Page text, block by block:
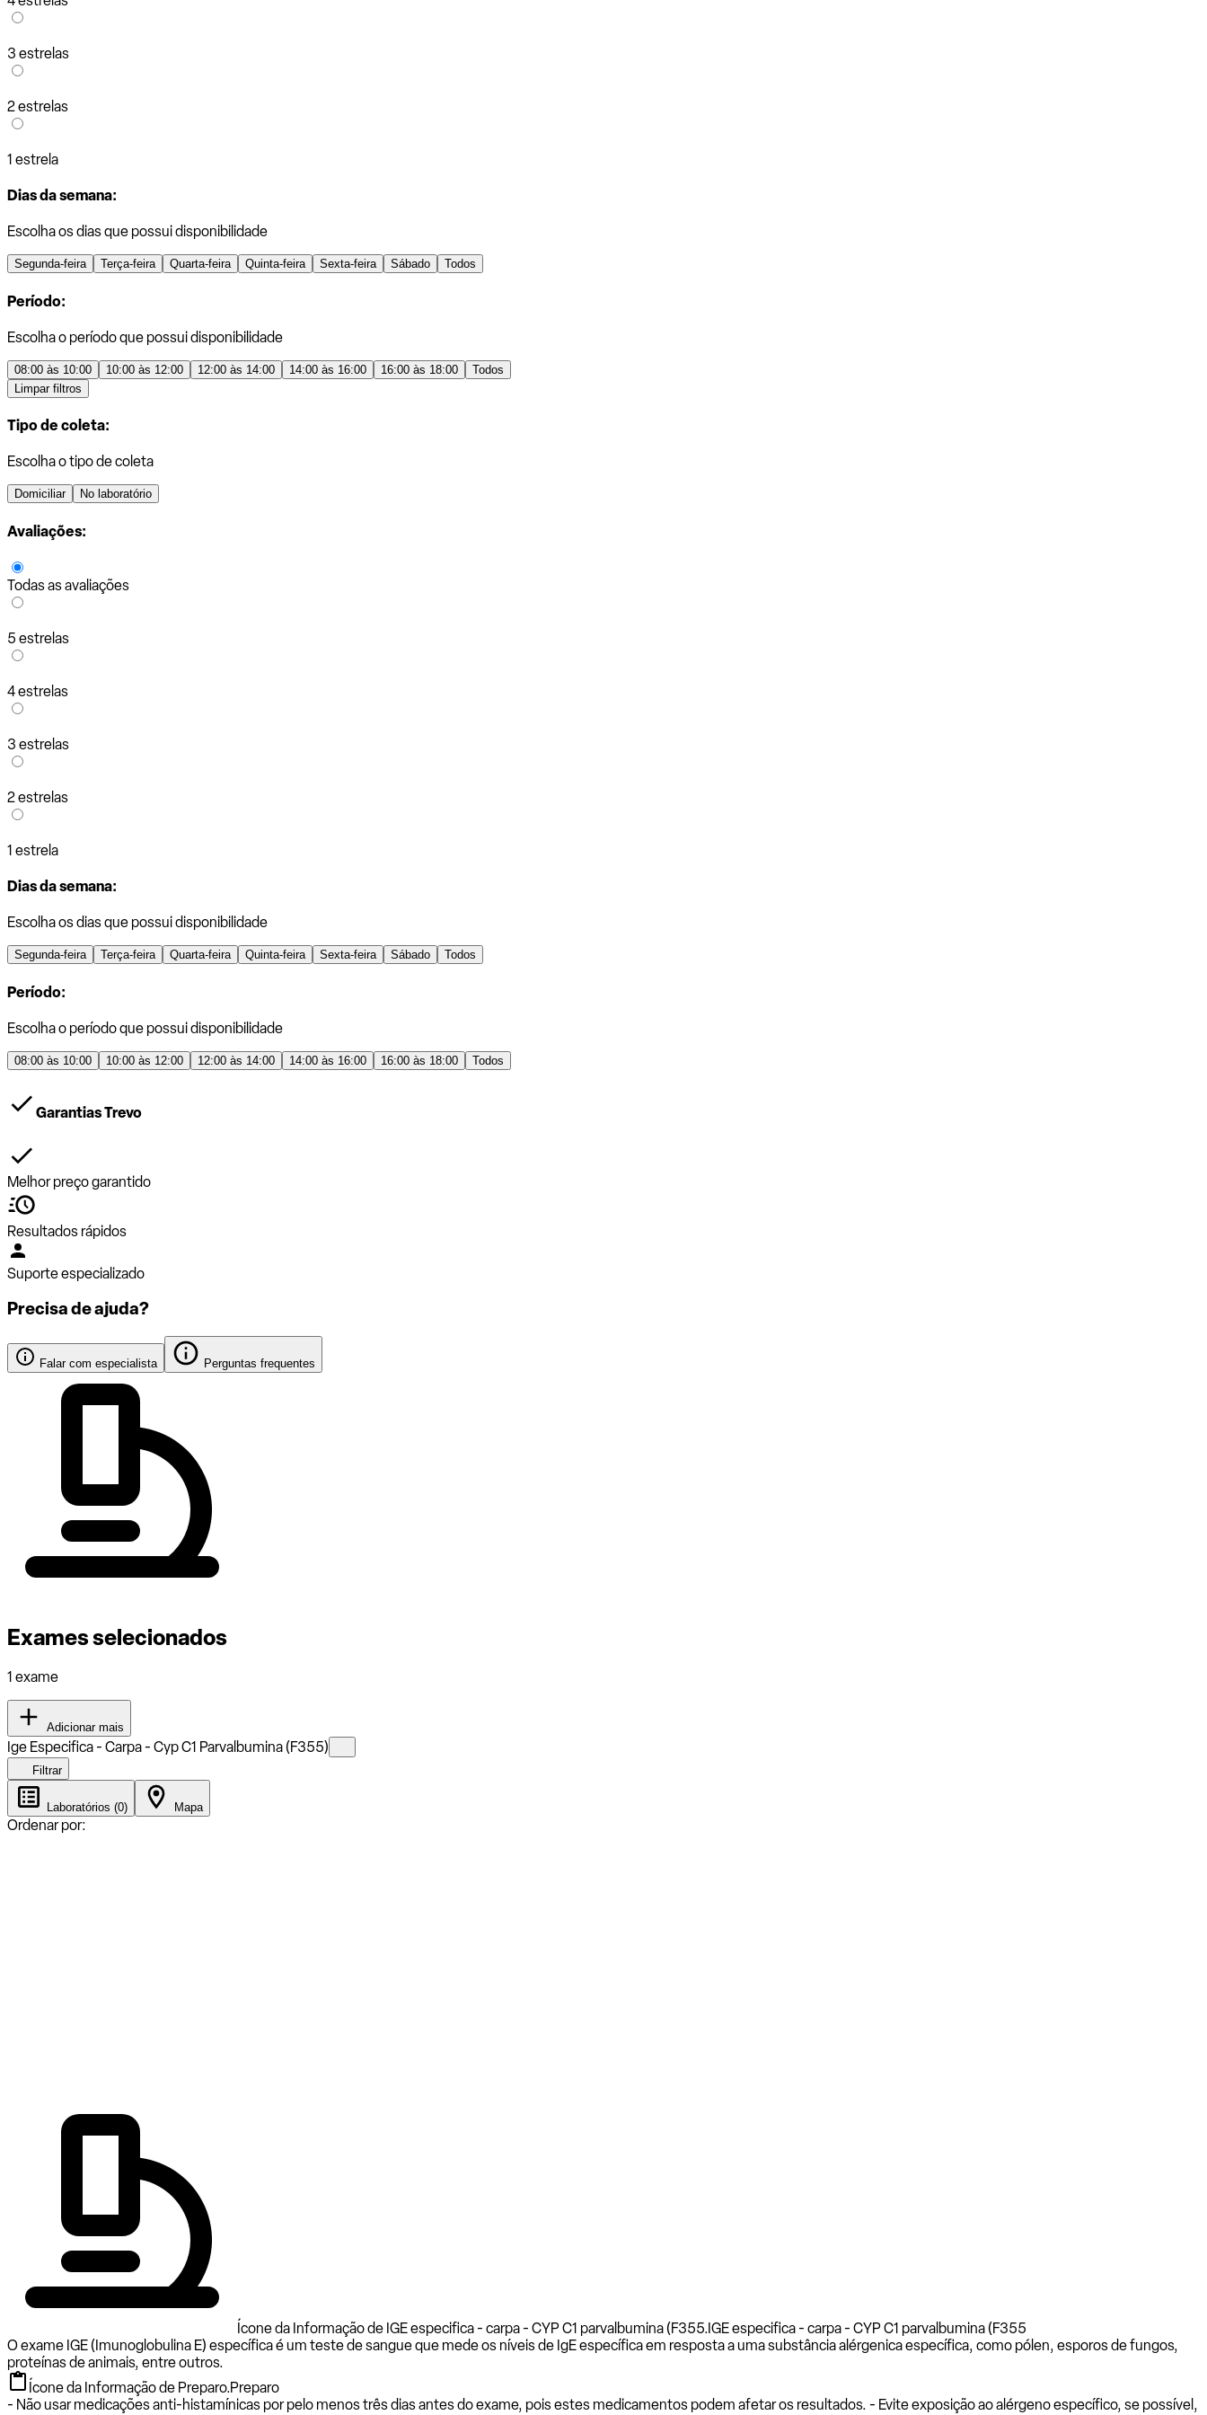
3 estrelas
2 estrelas
1 estrela
Dias da semana:
Escolha os dias que possui disponibilidade
Segunda-feira Terça-feira Quarta-feira Quinta-feira Sexta-feira Sábado Todos
Período:
Escolha o período que possui disponibilidade
08:00 às 10:00 10:00 às 12:00 12:00 às 14:00 14:00 às 16:00 16:00 às 18:00
Todos
Limpar filtros
Tipo de coleta:
Escolha o tipo de coleta
Domiciliar No laboratório
Avaliações:
Todas as avaliações
5 estrelas
4 estrelas
3 estrelas
2 estrelas
1 estrela
Dias da semana:
Escolha os dias que possui disponibilidade
Segunda-feira Terça-feira Quarta-feira Quinta-feira Sexta-feira Sábado Todos
Período:
Escolha o período que possui disponibilidade
08:00 às 10:00 10:00 às 12:00 12:00 às 14:00 14:00 às 16:00 16:00 às 18:00 Todos
Garantias Trevo
Melhor preço garantido
Resultados rápidos
Suporte especializado
Precisa de ajuda?
Falar com especialista Perguntas frequentes
Exames selecionados
1 exame
Adicionar mais
Ige Especifica - Carpa - Cyp C1 Parvalbumina (F355)
Filtrar
Laboratórios (0) Mapa
Ordenar por:
Ícone da Informação de IGE especifica - carpa - CYP C1 parvalbumina (F355.IGE especifica - carpa - CYP C1 parvalbumina (F355
O exame IGE (Imunoglobulina E) específica é um teste de sangue que mede os níveis de IgE específica em resposta a uma substância alérgenica específica, como pólen, esporos de fungos,
proteínas de animais, entre outros.
Ícone da Informação de Preparo.Preparo
- Não usar medicações anti-histamínicas por pelo menos três dias antes do exame, pois estes medicamentos podem afetar os resultados. - Evite exposição ao alérgeno específico, se possível,